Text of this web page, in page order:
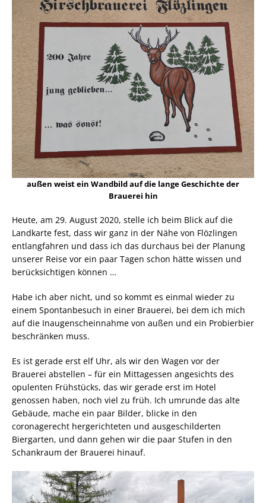
außen weist ein Wandbild auf die lange Geschichte der
Brauerei hin
Heute, am 29. August 2020, stelle ich beim Blick auf die
Landkarte fest, dass wir ganz in der Nähe von Flözlingen
entlangfahren und dass ich das durchaus bei der Planung
unserer Reise vor ein paar Tagen schon hätte wissen und
berücksichtigen können …
Habe ich aber nicht, und so kommt es einmal wieder zu
einem Spontanbesuch in einer Brauerei, bei dem ich mich
auf die Inaugenscheinnahme von außen und ein Probierbier
beschränken muss.
Es ist gerade erst elf Uhr, als wir den Wagen vor der
Brauerei abstellen – für ein Mittagessen angesichts des
opulenten Frühstücks, das wir gerade erst im Hotel
genossen haben, noch viel zu früh. Ich umrunde das alte
Gebäude, mache ein paar Bilder, blicke in den
coronagerecht hergerichteten und ausgeschilderten
Biergarten, und dann gehen wir die paar Stufen in den
Schankraum der Brauerei hinauf.